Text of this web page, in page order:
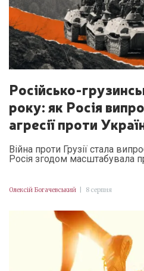
Російсько-
року: як Росія
агресії проти
Війна проти Грузії стала
Росія згодом масштабувала
Олексій Богачевський 8 серпня